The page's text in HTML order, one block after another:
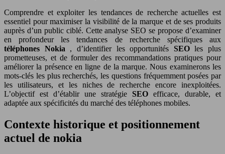
Comprendre et exploiter les tendances de recherche actuelles est
essentiel pour maximiser la visibilité de la marque et de ses produits
auprès d’un public ciblé. Cette analyse SEO se propose d’examiner
en profondeur les tendances de recherche spécifiques aux
téléphones Nokia , d’identifier les opportunités SEOles plus
prometteuses, et de formuler des recommandations pratiques pour
améliorer la présence en ligne de la marque. Nous examinerons les
mots-clés les plus recherchés, les questions fréquemment posées par
les utilisateurs, et les niches de recherche encore inexploitées.
L’objectif est d’établir une stratégie SEO efficace, durable, et
adaptée aux spécificités du marché des téléphones mobiles.
Contexte historique et positionnement
actuel de nokia